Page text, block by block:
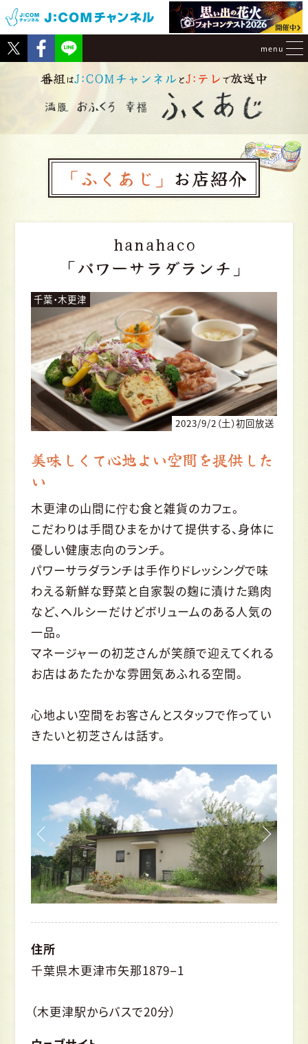
Tweet Facebook
menu
番組はJ:COMチャンネル とJ:テレ で放送中
「ふくあじ」 お店紹介
hanahaco
「パワーサラダランチ」
千葉・木更津
2023/9/2（土）初回放送
美味しくて心地よい空間を提供した
い
木更津の山間に佇む食と雑貨のカフェ。
こだわりは手間ひまをかけて提供する、身体に
優しい健康志向のランチ。
パワーサラダランチは手作りドレッシングで味
わえる新鮮な野菜と自家製の麹に漬けた鶏肉
など、ヘルシーだけどボリュームのある人気の
一品。
マネージャーの初芝さんが笑顔で迎えてくれる
お店はあたたかな雰囲気あふれる空間。
心地よい空間をお客さんとスタッフで作ってい
きたいと初芝さんは話す。
住所
千葉県木更津市矢那1879−1
（木更津駅からバスで20分）